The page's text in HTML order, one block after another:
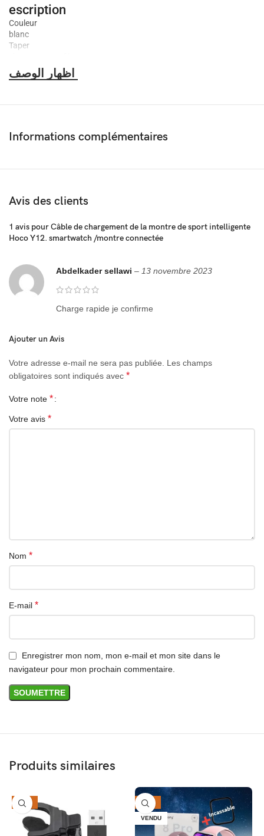
escription
Couleur
blanc
Taper
Inclus dans le kit
alimentation de base avec câble intégré
Connecteur de câble
Protection contre les surtensions, tampon magnétique
Informations complémentaires
Avis des clients
1 avis pourCâble de chargement de la montre de sport intelligente
Hoco Y12. smartwatch /montre connectée
Abdelkader sellawi – 13 novembre 2023
Charge rapide je confirme
Ajouter un Avis
Votre adresse e-mail ne sera pas publiée.
Les champs
obligatoires sont indiqués avec *
Votre note *
Votre avis *
Nom *
E-mail *
Enregistrer mon nom, mon e-mail et mon site dans le
navigateur pour mon prochain commentaire.
Produits similaires
-34% -19%
VENDU